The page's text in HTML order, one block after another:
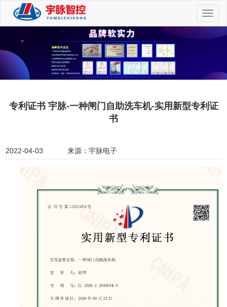
切
换
专利证书 宇脉-一种闸门自助洗车机-实用新型专利证
书
2022-04-03 来源：宇脉电子